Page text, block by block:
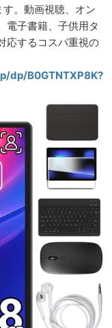
。動画視聴、オン
電子書籍、子供用タ
応するコスパ重視の
dp/B0GTNTXP8K?